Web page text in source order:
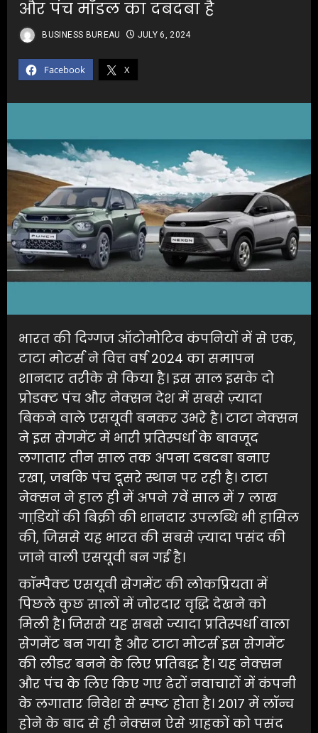
और पंच मॉडल का दबदबा है
Facebook X
BUSINESS BUREAU JULY 6, 2024
भारत की दिग्गज ऑटोमोटिव कंपनियों में से एक,
टाटा मोटर्स ने वित्त वर्ष 2024 का समापन
शानदार तरीके से किया है। इस साल इसके दो
प्रोडक्ट पंच और नेक्सन देश में सबसे ज़्यादा
बिकने वाले एसयूवी बनकर उभरे है। टाटा नेक्सन
ने इस सेगमेंट में भारी प्रतिस्पर्धा के बावजूद
लगातार तीन साल तक अपना दबदबा बनाए
रखा, जबकि पंच दूसरे स्थान पर रही है। टाटा
नेक्सन ने हाल ही में अपने 7वें साल में 7 लाख
गाडि़यों की बिक्री की शानदार उपलब्धि भी हासिल
की, जिससे यह भारत की सबसे ज़्यादा पसंद की
जाने वाली एसयूवी बन गई है।
कॉम्पैक्ट एसयूवी सेगमेंट की लोकप्रियता में
पिछले कुछ सालों में जोरदार वृद्धि देखने को
मिली है। जिससे यह सबसे ज्यादा प्रतिस्पर्धा वाला
सेगमेंट बन गया है और टाटा मोटर्स इस सेगमेंट
की लीडर बनने के लिए प्रतिबद्ध है। यह नेक्सन
और पंच के लिए किए गए ढेरों नवाचारों में कंपनी
के लगातार निवेश से स्पष्ट होता है। 2017 में लॉन्च
होने के बाद से ही नेक्सन ऐसे ग्राहकों को पसंद